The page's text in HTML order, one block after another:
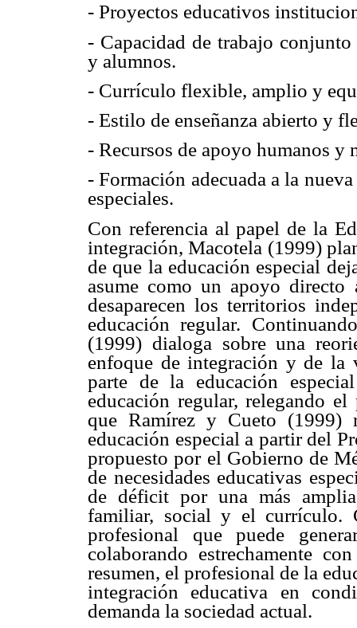
- Proyectos educativos
- Capacidad de trabajo conjunto
y alumnos.
- Currículo flexible, amplio y
- Estilo de enseñanza abierto y
- Recursos de apoyo humanos y
- Formación adecuada a la
especiales.
Con referencia al papel de la
integración, Macotela (1999)
de que la educación especial
asume como un apoyo directo
desaparecen los territorios
educación regular.
(1999) dialoga sobre una
enfoque de integración y de la
parte de la educación
educación regular, relegando
que Ramírez y Cueto (1999)
educación especial a partir del
propuesto por el Gobierno de
de necesidades educativas
de déficit por una más
familiar, social y el currículo.
profesional que puede
colaborando estrechamente
resumen, el profesional de la
integración educativa en
demanda la sociedad actual.